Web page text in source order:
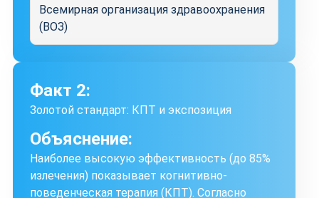
Всемирная организация здравоохранения
(ВОЗ)
Факт 2:
Золотой стандарт: КПТ и экспозиция
Объяснение:
Наиболее высокую эффективность (до 85%
излечения) показывает когнитивно-
поведенческая терапия (КПТ). Согласно